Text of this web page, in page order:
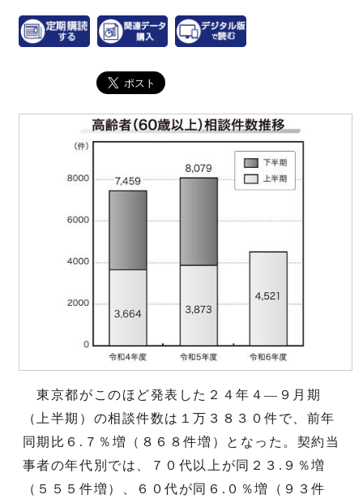
東京都がこのほど発表した２４年４―９月期
（上半期）の相談件数は１万３８３０件で、前年
同期比６.７％増（８６８件増）となった。契約当
事者の年代別では、７０代以上が同２３.９％増
（５５５件増）、６０代が同６.０％増（９３件